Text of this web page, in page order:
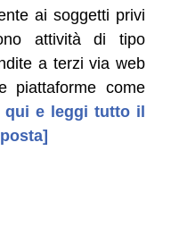
ai soggetti privi
attività di tipo
a terzi via web
piattaforme come
qui e leggi tutto il